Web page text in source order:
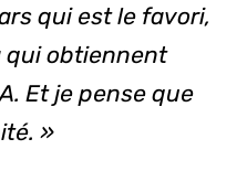
qui est le favori,
qui obtiennent
Et je pense que
»